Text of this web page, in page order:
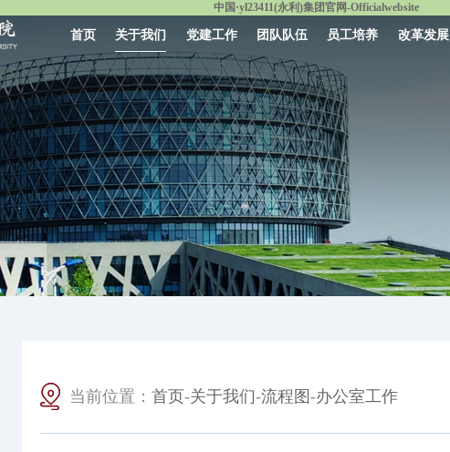
中国·yl23411(永利)集团官网-Officialwebsite
首页 关于我们 党建工作 团队队伍 员工培养 改革发展
当前位置： 首页-关于我们-流程图 -办公室工作